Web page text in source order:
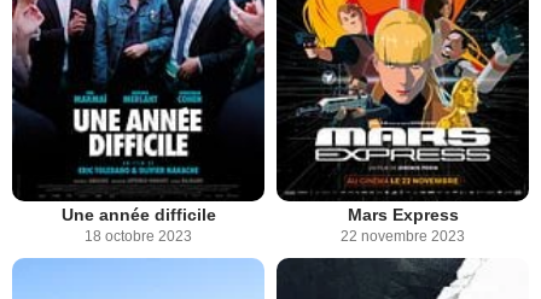
Une année difficile
18 octobre 2023
Mars Express
22 novembre 2023